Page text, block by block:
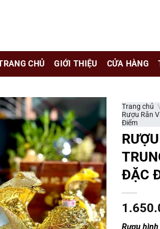
đang mang thai.
CHỦ GIỚI THIỆU CỬA HÀNG
Trang chủ \
Rượu Rắn
Điểm
ĐẶC
Rượu